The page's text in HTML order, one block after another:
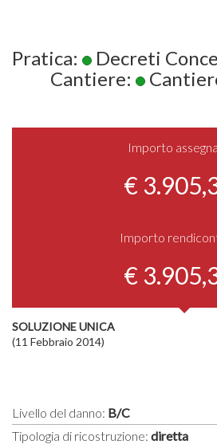
Pratica: Decreti
Cantiere:
Importo
€
Importo
€
SOLUZIONE UNICA
(11 Febbraio 2014)
Livello del danno: B/C
Tipologia di ricostruzione: diretta